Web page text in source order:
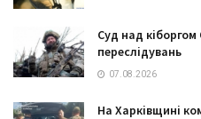
Суд над
переслідувань
07.08.2026
На Харківщині